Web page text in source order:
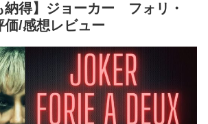
納得】ジョーカー フォリ・
/感想レビュー